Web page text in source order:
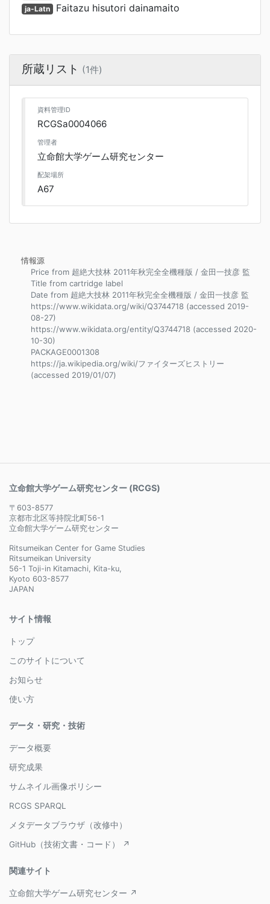
ja-Latn Faitazu hisutori dainamaito
所蔵リスト (1件)
資料管理ID
RCGSa0004066
管理者
立命館大学ゲーム研究センター
配架場所
A67
情報源
Price from 超絶大技林 2011年秋完全全機種版 / 金田一技彦 監
Title from cartridge label
Date from 超絶大技林 2011年秋完全全機種版 / 金田一技彦 監
https://www.wikidata.org/wiki/Q3744718 (accessed 2019-
08-27)
https://www.wikidata.org/entity/Q3744718 (accessed 2020-
10-30)
PACKAGE0001308
https://ja.wikipedia.org/wiki/ファイターズヒストリー
(accessed 2019/01/07)
立命館大学ゲーム研究センター (RCGS)
〒603-8577
京都市北区等持院北町56-1
立命館大学ゲーム研究センター
Ritsumeikan Center for Game Studies
Ritsumeikan University
56-1 Toji-in Kitamachi, Kita-ku,
Kyoto 603-8577
JAPAN
サイト情報
トップ
このサイトについて
お知らせ
使い方
データ・研究・技術
データ概要
研究成果
サムネイル画像ポリシー
RCGS SPARQL
メタデータブラウザ（改修中）
GitHub（技術文書・コード） ↗
関連サイト
立命館大学ゲーム研究センター ↗